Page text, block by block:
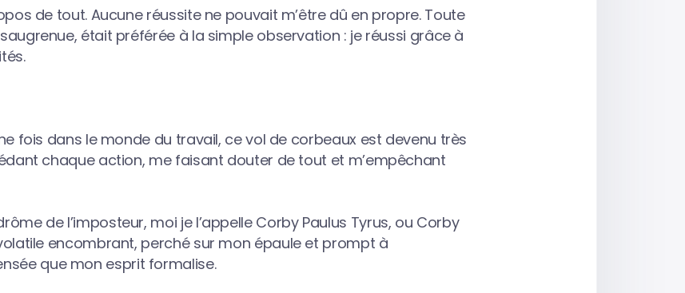
de tout. Aucune réussite ne pouvait m’être dû en propre. Toute
était préférée à la simple observation : je réussi grâce à
fois dans le monde du travail, ce vol de corbeaux est devenu très
chaque action, me faisant douter de tout et m’empêchant
de l’imposteur, moi je l’appelle Corby Paulus Tyrus, ou Corby
encombrant, perché sur mon épaule et prompt à
que mon esprit formalise.